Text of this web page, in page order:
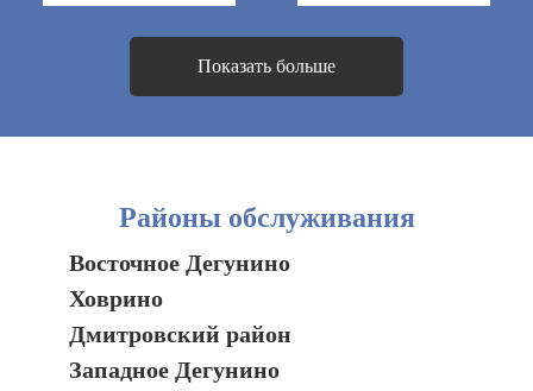
Показать больше
Районы обслуживания
Восточное Дегунино
Ховрино
Дмитровский район
Западное Дегунино